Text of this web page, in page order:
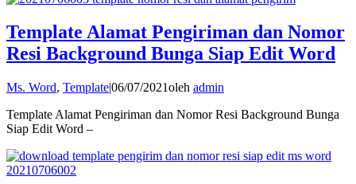
Template Alamat Pengiriman dan Nomor
Resi Background Bunga Siap Edit Word
Ms. Word, Template|06/07/2021oleh admin
Template Alamat Pengiriman dan Nomor Resi Background Bunga
Siap Edit Word –